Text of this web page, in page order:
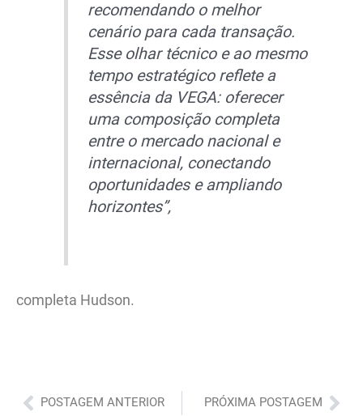
recomendando o melhor
cenário para cada transação.
Esse olhar técnico e ao mesmo
tempo estratégico reflete a
essência da VEGA: oferecer
uma composição completa
entre o mercado nacional e
internacional, conectando
oportunidades e ampliando
horizontes”,
completa Hudson.
Anterior
POSTAGEM ANTERIOR PRÓXIMA POSTAGEM